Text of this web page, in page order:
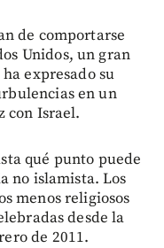
de comportarse
Unidos, un gran
expresado su
en un
con Israel.
qué punto puede
no islamista. Los
menos religiosos
desde la
de 2011.